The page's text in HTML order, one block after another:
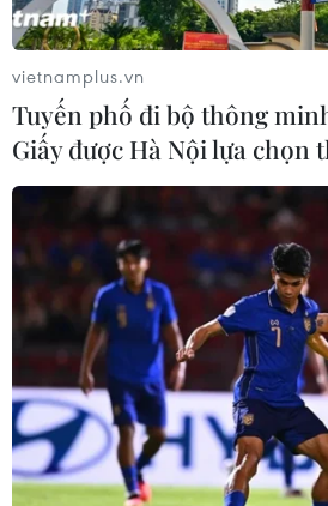
vietnamplus.vn
Tuyến phố đi bộ thông
Giấy được Hà Nội lựa chọn